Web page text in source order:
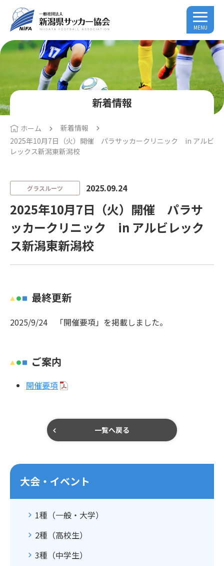
MENU
新着情報
ホーム
新着情報
2025年10月7日（火）開催 パラサッカークリニック in アルビ
レックス新潟東新潟校
グラスルーツ 2025.09.24
2025年10月7日（火）開催 パラサ
ッカークリニック in アルビレック
ス新潟東新潟校
最終更新
2025/9/24 「開催要項」を掲載しました。
ご案内
開催要項
一覧へ戻る
大会・イベント
1種（一般・大学）
2種（高校生）
3種（中学生）